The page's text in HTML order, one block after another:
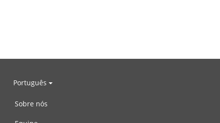
Português
Sobre nós